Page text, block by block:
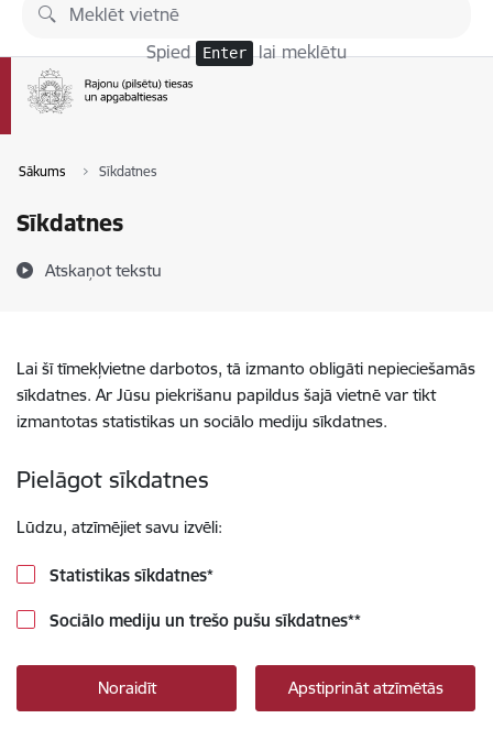
Pāriet uz lapas saturu
Spied Enter lai meklētu
Sākums Sīkdatnes
Sīkdatnes
Atskaņot tekstu
Lai šī tīmekļvietne darbotos, tā izmanto obligāti nepieciešamās
sīkdatnes. Ar Jūsu piekrišanu papildus šajā vietnē var tikt
izmantotas statistikas un sociālo mediju sīkdatnes.
Pielāgot sīkdatnes
Lūdzu, atzīmējiet savu izvēli:
Statistikas sīkdatnes*
Sociālo mediju un trešo pušu sīkdatnes**
Noraidīt Apstiprināt atzīmētās